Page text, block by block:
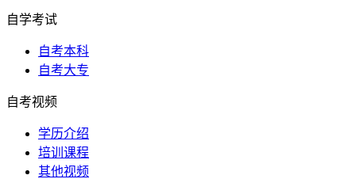
自学考试
自考本科
自考大专
自考视频
学历介绍
培训课程
其他视频